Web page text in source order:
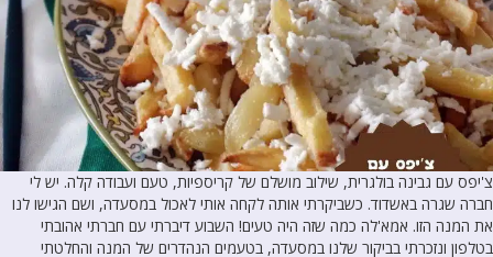
צ'יפס עם גבינה בולגרית, שילוב מושלם של קריספיות, טעם ועבודה קלה. יש לי
חברה שגרה באשדוד. כשביקרתי אותה לקחה אותי לאכול במסעדה, ושם הגישו לנו
את המנה הזו. אמא'לה כמה שזה היה טעים! השבוע דיברתי עם חברתי אהובתי
בטלפון ונזכרתי בביקור שלנו במסעדה, בטעמים הנהדרים של המנה והחלטתי